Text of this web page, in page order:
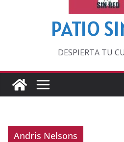
PATIO
DESPIERTA TU
Andris Nelsons